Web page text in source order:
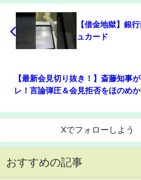
【借金地獄】銀
ュカード
【最新会見切り抜き！】斎藤知事
レ！言論弾圧＆会見拒否をほのめ
Xでフォローしよう
おすすめの記事